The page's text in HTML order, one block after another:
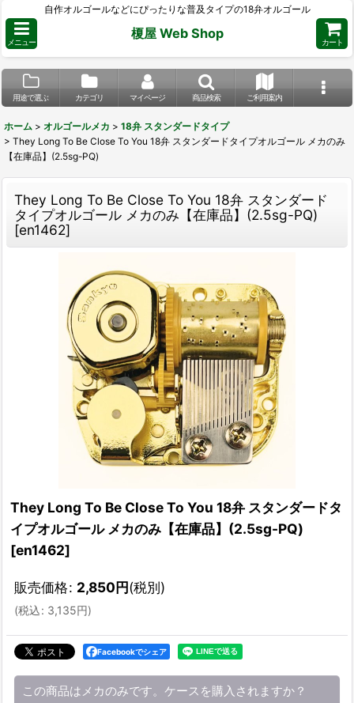
自作オルゴールなどにぴったりな普及タイプの18弁オルゴール
メニュー
榎屋 Web Shop
カート
用途で選ぶ カテゴリ マイページ 商品検索 ご利用案内
ホーム > オルゴールメカ > 18弁 スタンダードタイプ
> They Long To Be Close To You 18弁 スタンダードタイプオルゴール メカのみ
【在庫品】(2.5sg-PQ)
They Long To Be Close To You 18弁 スタンダード
タイプオルゴール メカのみ【在庫品】(2.5sg-PQ)
[en1462]
They Long To Be Close To You 18弁 スタンダードタ
イプオルゴール メカのみ【在庫品】(2.5sg-PQ)
[en1462]
販売価格: 2,850円(税別)
(税込: 3,135円)
Facebookでシェア
この商品はメカのみです。ケースを購入されますか？